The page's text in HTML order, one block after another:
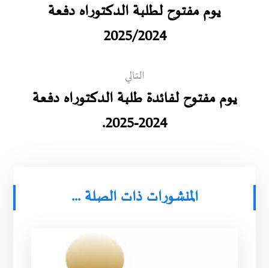
يوم مفتوح لطلبة الدكتوراه دفعة
2025/2024
التالي
يوم مفتوح لفائدة طلبة الدكتوراه دفعة
2024-2025.
المنشورات ذات الصلة ...